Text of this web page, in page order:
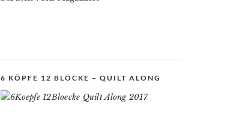
6 KÖPFE 12 BLÖCKE – QUILT ALONG